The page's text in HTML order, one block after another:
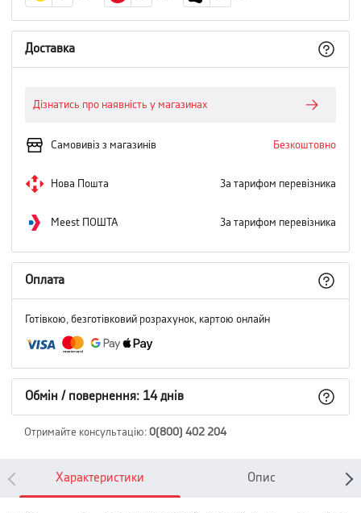
Доставка
Дізнатись про наявність у магазинах
Самовивіз з магазинів Безкоштовно
Нова Пошта За тарифом перевізника
Meest ПОШТА За тарифом перевізника
Оплата
Готівкою, безготівковий розрахунок, картою онлайн
Обмін / повернення: 14 днів
Отримайте консультацію: 0(800) 402 204
Характеристики Опис